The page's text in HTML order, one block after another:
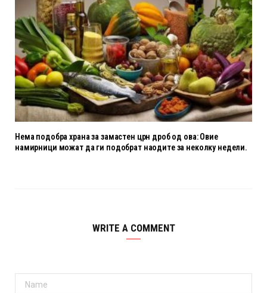
Нема подобра храна за замастен црн дроб од ова: Овие
намирници можат да ги подобрат наодите за неколку недели.
WRITE A COMMENT